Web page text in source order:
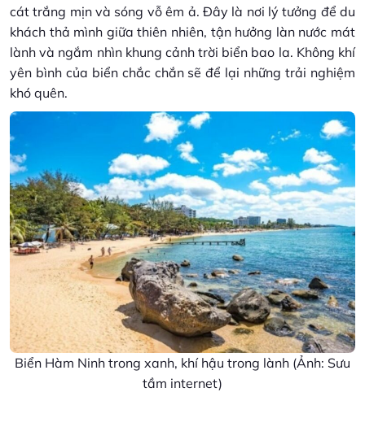
cát trắng mịn và sóng vỗ êm ả. Đây là nơi lý tưởng để du
khách thả mình giữa thiên nhiên, tận hưởng làn nước mát
lành và ngắm nhìn khung cảnh trời biển bao la. Không khí
yên bình của biển chắc chắn sẽ để lại những trải nghiệm
khó quên.
Biển Hàm Ninh trong xanh, khí hậu trong lành (Ảnh: Sưu
tầm internet)